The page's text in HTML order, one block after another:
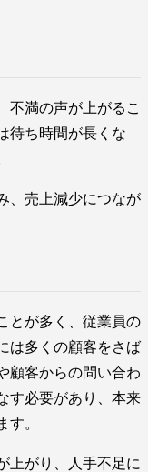
不満の声が上がるこ
待ち時間が長くな
、売上減少につなが
とが多く、従業員の
は多くの顧客をさば
顧客からの問い合わ
す必要があり、本来
す。
上がり、人手不足に